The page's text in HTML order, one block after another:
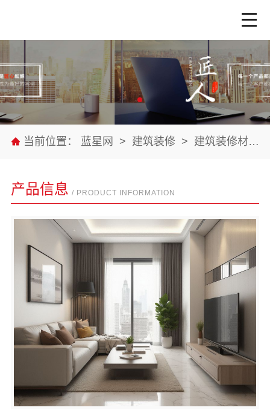
当前位置： 蓝星网 > 建筑装修 > 建筑装修材料
产品信息 / PRODUCT INFORMATION